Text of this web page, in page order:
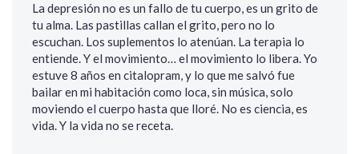
La depresión no es un fallo de tu cuerpo, es un grito de
tu alma. Las pastillas callan el grito, pero no lo
escuchan. Los suplementos lo atenúan. La terapia lo
entiende. Y el movimiento… el movimiento lo libera. Yo
estuve 8 años en citalopram, y lo que me salvó fue
bailar en mi habitación como loca, sin música, solo
moviendo el cuerpo hasta que lloré. No es ciencia, es
vida. Y la vida no se receta.